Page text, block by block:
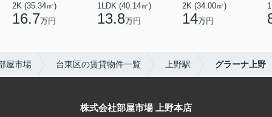
2K (35.34㎡)
16.7万円
1LDK (40.14㎡)
13.8万円
2K (34.00㎡)
14万円
屋市場 台東区の賃貸物件一覧 上野駅 グラーナ上野
株式会社部屋市場 上野本店